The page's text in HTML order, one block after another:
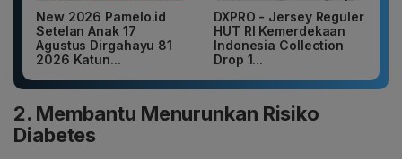
New 2026 Pamelo.id
Setelan Anak 17
Agustus Dirgahayu 81
2026 Katun...
DXPRO - Jersey Reguler
HUT RI Kemerdekaan
Indonesia Collection
Drop 1...
2. Membantu Menurunkan Risiko
Diabetes